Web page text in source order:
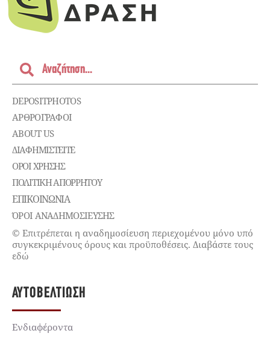
DEPOSITPHOTOS
ΑΡΘΡΟΓΡΑΦΟΙ
ABOUT US
ΔΙΑΦΗΜΙΣΤΕΊΤΕ
ΌΡΟΙ ΧΡΉΣΗΣ
ΠΟΛΙΤΙΚΉ ΑΠΟΡΡΉΤΟΥ
ΕΠΙΚΟΙΝΩΝΊΑ
ΌΡΟΙ ΑΝΑΔΗΜΟΣΙΕΥΣΗΣ
© Επιτρέπεται η αναδημοσίευση περιεχομένου μόνο υπό
συγκεκριμένους όρους και προϋποθέσεις. Διαβάστε τους
εδώ
ΑΥΤΟΒΕΛΤΊΩΣΗ
Ενδιαφέροντα